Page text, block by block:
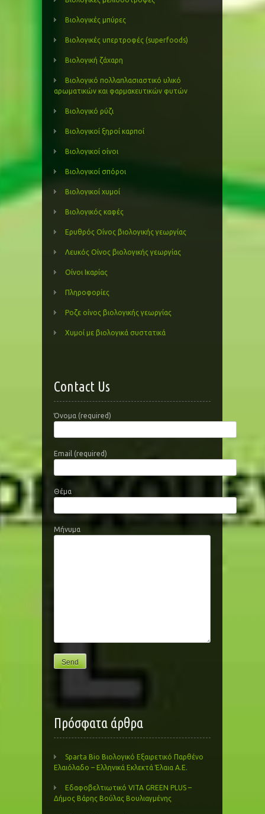
Βιολογικές μπύρες
Βιολογικές υπερτροφές (superfoods)
Βιολογική ζάχαρη
Βιολογικό πολλαπλασιαστικό υλικό
αρωματικών και φαρμακευτικών φυτών
Βιολογικό ρύζι
Βιολογικοί ξηροί καρποί
Βιολογικοί οίνοι
Βιολογικοί σπόροι
Βιολογικοί χυμοί
Βιολογικός καφές
Ερυθρός Οίνος βιολογικής γεωργίας
Λευκός Οίνος βιολογικής γεωργίας
Οίνοι Ικαρίας
Πληροφορίες
Ροζε οίνος βιολογικής γεωργίας
Χυμοί με βιολογικά συστατικά
Contact Us
Όνομα (required)
Email (required)
Θέμα
Μήνυμα
Πρόσφατα άρθρα
Sparta Bio Βιολογικό Εξαιρετικό Παρθένο
Ελαιόλαδο – Ελληνικά Εκλεκτά Έλαια Α.Ε.
Εδαφοβελτιωτικό VITA GREEN PLUS –
Δήμος Βάρης Βούλας Βουλιαγμένης